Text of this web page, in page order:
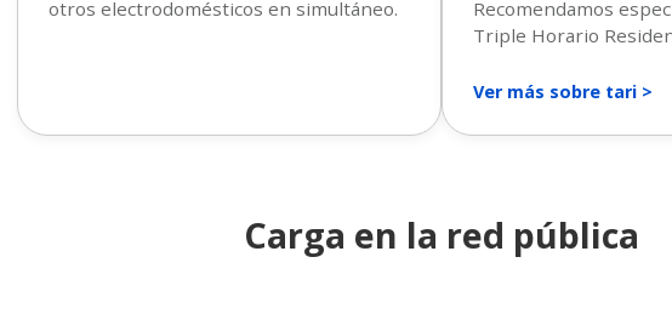
otros electrodomésticos en simultáneo.
Recomendamos
Triple Horario
Ver más sobre tari >
Carga en la red pública